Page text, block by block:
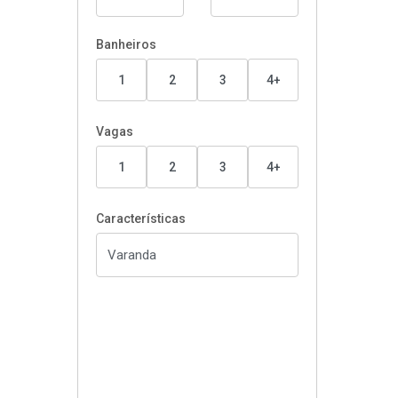
Banheiros
1 2 3 4+
Vagas
1 2 3 4+
Características